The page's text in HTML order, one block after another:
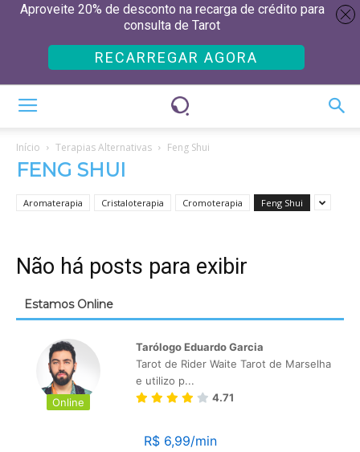
Início Terapias Alternativas Feng Shui
FENG SHUI
Aromaterapia Cristaloterapia Cromoterapia Feng Shui
Não há posts para exibir
Estamos Online
Aproveite 20% de desconto na recarga de crédito para
consulta de Tarot
RECARREGAR AGORA